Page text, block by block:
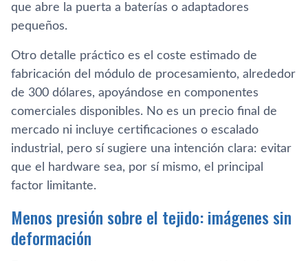
que abre la puerta a baterías o adaptadores
pequeños.
Otro detalle práctico es el coste estimado de
fabricación del módulo de procesamiento, alrededor
de 300 dólares, apoyándose en componentes
comerciales disponibles. No es un precio final de
mercado ni incluye certificaciones o escalado
industrial, pero sí sugiere una intención clara: evitar
que el hardware sea, por sí mismo, el principal
factor limitante.
Menos presión sobre el tejido: imágenes sin
deformación